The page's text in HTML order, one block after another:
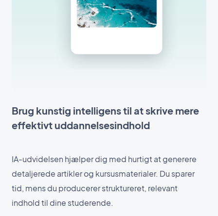
Brug kunstig intelligens til at skrive mere
effektivt uddannelsesindhold
IA-udvidelsen hjælper dig med hurtigt at generere
detaljerede artikler og kursusmaterialer. Du sparer
tid, mens du producerer struktureret, relevant
indhold til dine studerende.